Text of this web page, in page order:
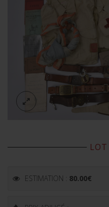
ESTIMATION : 80.00€